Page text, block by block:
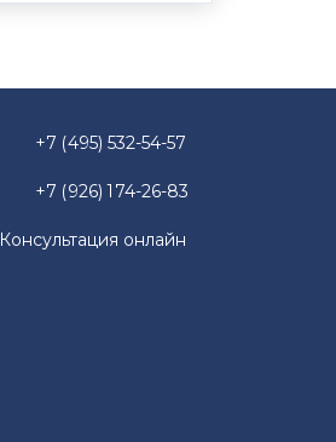
+7 (495) 532-54-57
+7 (926) 174-26-83
Консультация онлайн